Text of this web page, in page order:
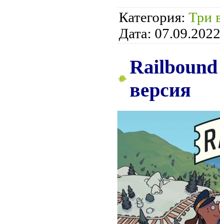
Категория: Три
Дата: 07.09.2022
версия